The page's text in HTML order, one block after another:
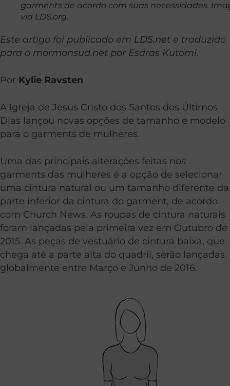
garments de acordo com suas necessidades.
via LDS.org.
Este artigo foi publicado em LDS.net e traduzido
para o mormonsud.net por Esdras Kutomi.
Por Kylie Ravsten
A Igreja de Jesus Cristo dos Santos dos Últimos
Dias lançou novas opções de tamanho e modelo
para o garments de mulheres.
Uma das principais alterações feitas nos
garments das mulheres é a opção de selecionar
uma cintura natural ou um tamanho diferente da
parte inferior da cintura do garment, de acordo
com Church News. As roupas de cintura naturais
foram lançadas pela primeira vez em Outubro de
2015. As peças de vestuário de cintura baixa, que
chega até a parte alta do quadril, serão lançadas
globalmente entre Março e Junho de 2016.